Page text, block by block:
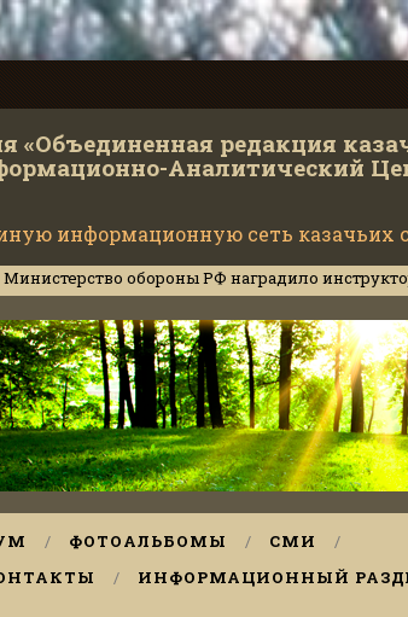
«Объединенная редакция
Аналитический
информационную сеть казачьих
обороны РФ наградило инструкторов
ФОТОАЛЬБОМЫ
СМИ
ИНФОРМАЦИОННЫЙ